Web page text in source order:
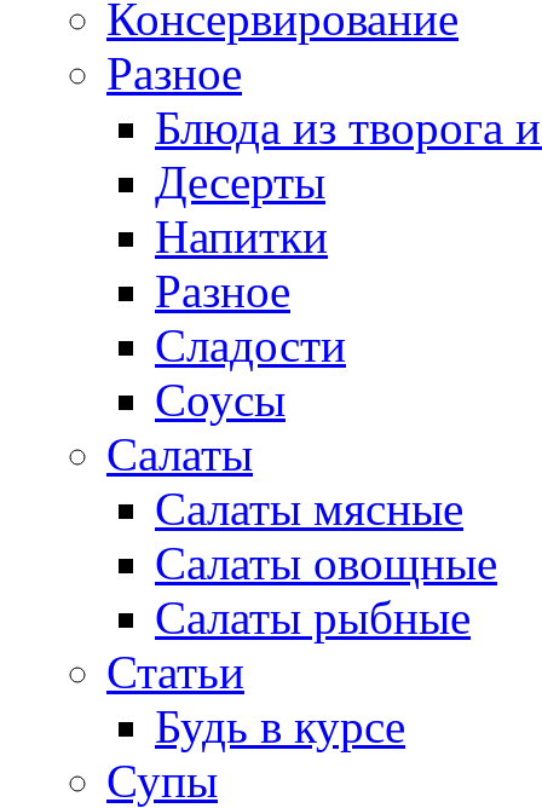
Консервирование
Разное
Блюда из творога
Десерты
Напитки
Разное
Сладости
Соусы
Салаты
Салаты мясные
Салаты овощные
Салаты рыбные
Статьи
Будь в курсе
Супы